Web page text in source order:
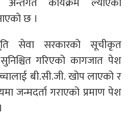
छ ।
सेवा सरकारको सूचीकृत
गरिएको कागजात पेश
बी.सी.जी. खोप लाएको र
जन्मदर्ता गराएको प्रमाण पेश